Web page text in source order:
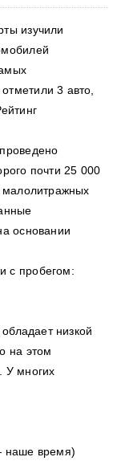
изучили
3 авто,
почти 25 000
малолитражных
основании
с пробегом:
низкой
на этом
У многих
наше время)